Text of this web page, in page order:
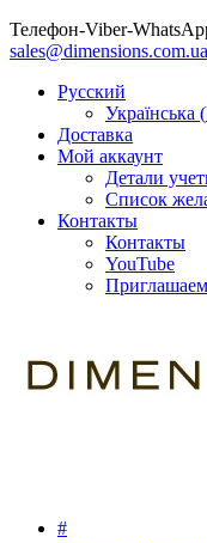
Телефон-Viber-
sales@dimensions.com.ua
Русский
Українська (
Доставка
Мой аккаунт
Детали
Список
Контакты
Контакты
YouTube
Приглашаем
#